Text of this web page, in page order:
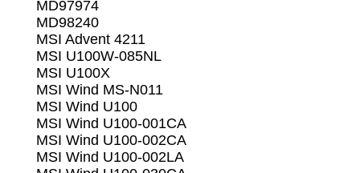
MD97974
MD98240
MSI Advent 4211
MSI U100W-085NL
MSI U100X
MSI Wind MS-N011
MSI Wind U100
MSI Wind U100-001CA
MSI Wind U100-002CA
MSI Wind U100-002LA